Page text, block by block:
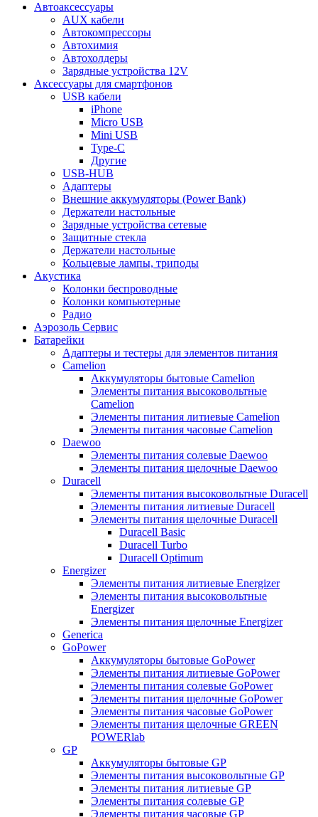
Автоаксессуары
AUX кабели
Автокомпрессоры
Автохимия
Автохолдеры
Зарядные устройства 12V
Аксессуары для смартфонов
USB кабели
iPhone
Micro USB
Mini USB
Type-C
Другие
USB-HUB
Адаптеры
Внешние аккумуляторы (Power Bank)
Держатели настольные
Зарядные устройства сетевые
Защитные стекла
Держатели настольные
Кольцевые лампы, триподы
Акустика
Колонки беспроводные
Колонки компьютерные
Радио
Аэрозоль Сервис
Батарейки
Aдаптеры и тестеры для элементов питания
Camelion
Аккумуляторы бытовые Camelion
Элементы питания высоковольтные
Camelion
Элементы питания литиевые Camelion
Элементы питания часовые Camelion
Daewoo
Элементы питания солевые Daewoo
Элементы питания щелочные Daewoo
Duracell
Элементы питания высоковольтные Duracell
Элементы питания литиевые Duracell
Элементы питания щелочные Duracell
Duracell Basic
Duracell Turbo
Duracell Optimum
Energizer
Элементы питания литиевые Energizer
Элементы питания высоковольтные
Energizer
Элементы питания щелочные Energizer
Generica
GoPower
Аккумуляторы бытовые GoPower
Элементы питания литиевые GoPower
Элементы питания солевые GoPower
Элементы питания щелочные GoPower
Элементы питания часовые GoPower
Элементы питания щелочные GREEN
POWERlab
GP
Аккумуляторы бытовые GP
Элементы питания высоковольтные GP
Элементы питания литиевые GP
Элементы питания солевые GP
Элементы питания часовые GP